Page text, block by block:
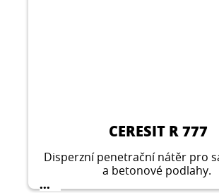
CERESIT R 777
Disperzní penetrační nátěr pro
a betonové podlahy.
...